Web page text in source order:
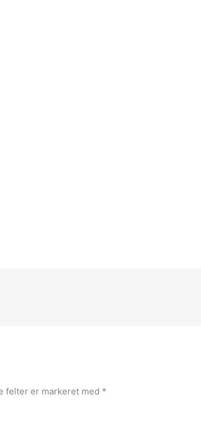
felter er markeret med *